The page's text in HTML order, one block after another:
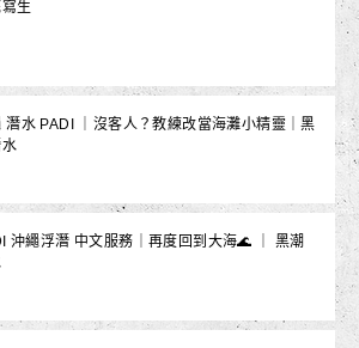
生
潛水 PADI ｜沒客人？教練改當海灘小精靈｜黑
沖繩浮潛 中文服務｜再度回到大海🌊 ｜ 黑潮